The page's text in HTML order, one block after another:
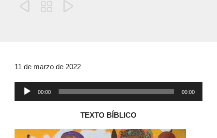
  
11 de marzo de 2022
00:00 00:00
TEXTO BÍBLICO